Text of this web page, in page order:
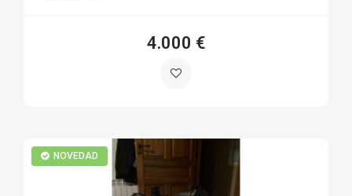
4.000 €
NOVEDAD